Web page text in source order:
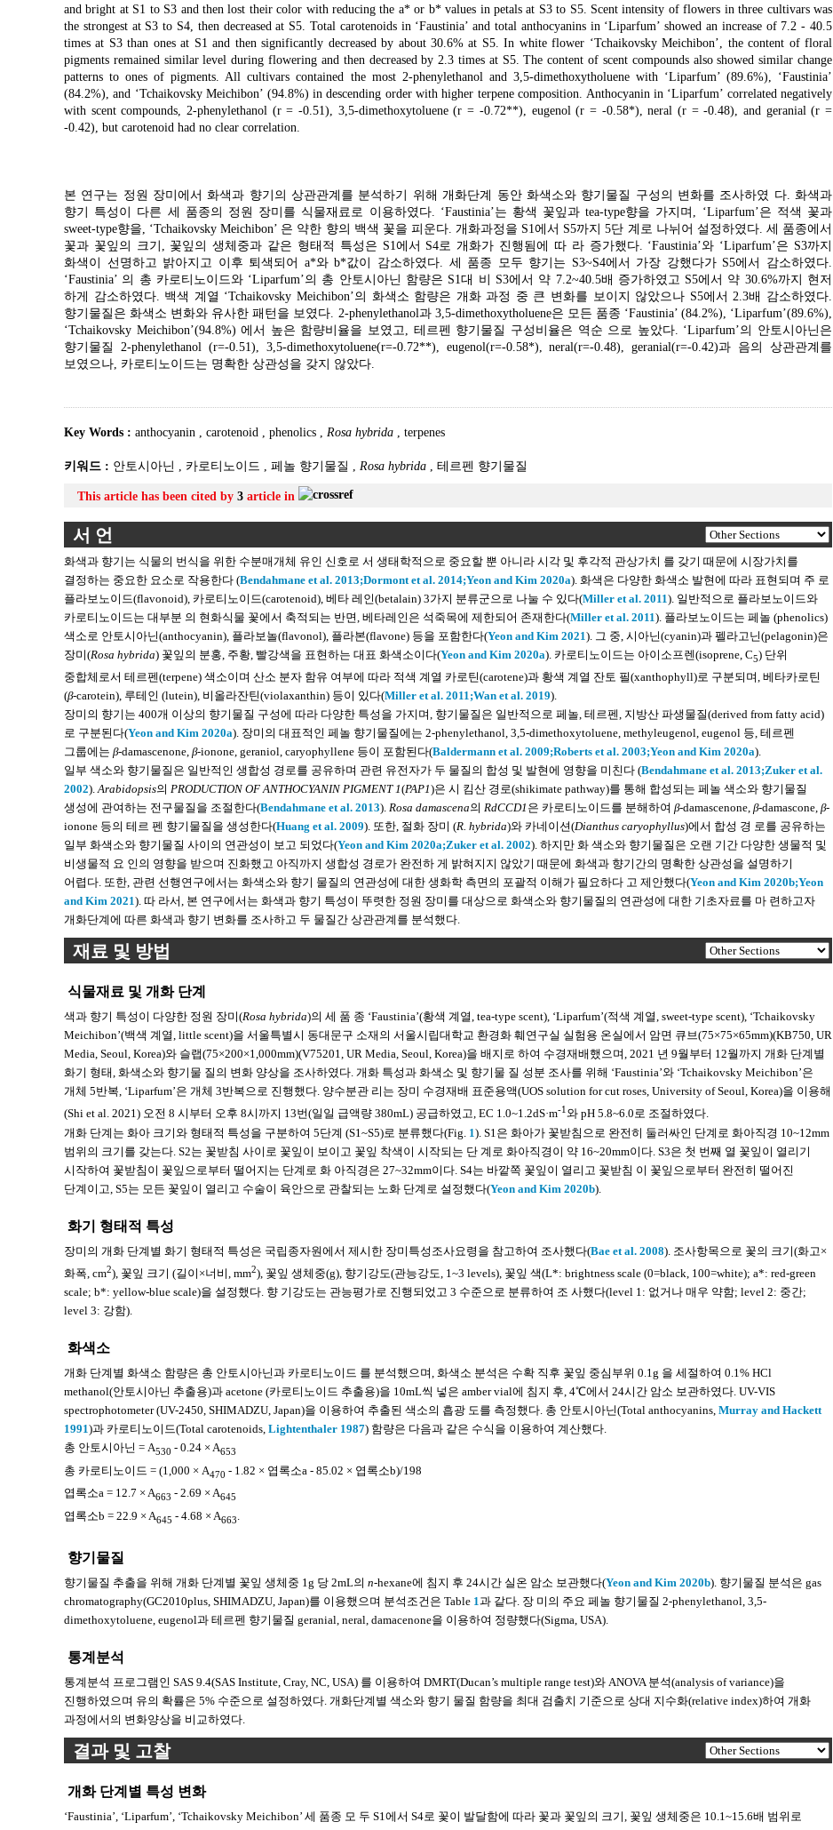
and bright at S1 to S3 and then lost their color with reducing the a* or b* values in petals at S3 to S5. Scent intensity of flowers in three cultivars was
the strongest at S3 to S4, then decreased at S5. Total carotenoids in ‘Faustinia’ and total anthocyanins in ‘Liparfum’ showed an increase of 7.2 - 40.5
times at S3 than ones at S1 and then significantly decreased by about 30.6% at S5. In white flower ‘Tchaikovsky Meichibon’, the content of floral
pigments remained similar level during flowering and then decreased by 2.3 times at S5. The content of scent compounds also showed similar change
patterns to ones of pigments. All cultivars contained the most 2-phenylethanol and 3,5-dimethoxytholuene with ‘Liparfum’ (89.6%), ‘Faustinia’
(84.2%), and ‘Tchaikovsky Meichibon’ (94.8%) in descending order with higher terpene composition. Anthocyanin in ‘Liparfum’ correlated negatively
with scent compounds, 2-phenylethanol (r = -0.51), 3,5-dimethoxytoluene (r = -0.72**), eugenol (r = -0.58*), neral (r = -0.48), and geranial (r =
-0.42), but carotenoid had no clear correlation.
본 연구는 정원 장미에서 화색과 향기의 상관관계를 분석하기 위해 개화단계 동안 화색소와 향기물질 구성의 변화를 조사하였 다. 화색과
향기 특성이 다른 세 품종의 정원 장미를 식물재료로 이용하였다. ‘Faustinia’는 황색 꽃잎과 tea-type향을 가지며, ‘Liparfum’은 적색 꽃과
sweet-type향을, ‘Tchaikovsky Meichibon’ 은 약한 향의 백색 꽃을 피운다. 개화과정을 S1에서 S5까지 5단 계로 나뉘어 설정하였다. 세 품종에서
꽃과 꽃잎의 크기, 꽃잎의 생체중과 같은 형태적 특성은 S1에서 S4로 개화가 진행됨에 따 라 증가했다. ‘Faustinia’와 ‘Liparfum’은 S3까지
화색이 선명하고 밝아지고 이후 퇴색되어 a*와 b*값이 감소하였다. 세 품종 모두 향기는 S3~S4에서 가장 강했다가 S5에서 감소하였다.
‘Faustinia’ 의 총 카로티노이드와 ‘Liparfum’의 총 안토시아닌 함량은 S1대 비 S3에서 약 7.2~40.5배 증가하였고 S5에서 약 30.6%까지 현저
하게 감소하였다. 백색 계열 ‘Tchaikovsky Meichibon’의 화색소 함량은 개화 과정 중 큰 변화를 보이지 않았으나 S5에서 2.3배 감소하였다.
향기물질은 화색소 변화와 유사한 패턴을 보였다. 2-phenylethanol과 3,5-dimethoxytholuene은 모든 품종 ‘Faustinia’ (84.2%), ‘Liparfum’(89.6%),
‘Tchaikovsky Meichibon’(94.8%) 에서 높은 함량비율을 보였고, 테르펜 향기물질 구성비율은 역순 으로 높았다. ‘Liparfum’의 안토시아닌은
향기물질 2-phenylethanol (r=-0.51), 3,5-dimethoxytoluene(r=-0.72**), eugenol(r=-0.58*), neral(r=-0.48), geranial(r=-0.42)과 음의 상관관계를
보였으나, 카로티노이드는 명확한 상관성을 갖지 않았다.
Key Words : anthocyanin carotenoid phenolics Rosa hybrida terpenes
키워드 : 안토시아닌 카로티노이드 페놀 향기물질 Rosa hybrida 테르펜 향기물질
This article has been cited by 3 article in
서 언
화색과 향기는 식물의 번식을 위한 수분매개체 유인 신호로 서 생태학적으로 중요할 뿐 아니라 시각 및 후각적 관상가치 를 갖기 때문에 시장가치를
결정하는 중요한 요소로 작용한다 (Bendahmane et al. 2013;Dormont et al. 2014;Yeon and Kim 2020a). 화색은 다양한 화색소 발현에 따라 표현되며 주 로
플라보노이드(flavonoid), 카로티노이드(carotenoid), 베타 레인(betalain) 3가지 분류군으로 나눌 수 있다(Miller et al. 2011). 일반적으로 플라보노이드와
카로티노이드는 대부분 의 현화식물 꽃에서 축적되는 반면, 베타레인은 석죽목에 제한되어 존재한다(Miller et al. 2011). 플라보노이드는 페놀 (phenolics)
색소로 안토시아닌(anthocyanin), 플라보놀(flavonol), 플라본(flavone) 등을 포함한다(Yeon and Kim 2021). 그 중, 시아닌(cyanin)과 펠라고닌(pelagonin)은
장미(Rosa hybrida) 꽃잎의 분홍, 주황, 빨강색을 표현하는 대표 화색소이다(Yeon and Kim 2020a). 카로티노이드는 아이소프렌(isoprene, C5) 단위
중합체로서 테르펜(terpene) 색소이며 산소 분자 함유 여부에 따라 적색 계열 카로틴(carotene)과 황색 계열 잔토 필(xanthophyll)로 구분되며, 베타카로틴
(β-carotein), 루테인 (lutein), 비올라잔틴(violaxanthin) 등이 있다(Miller et al. 2011;Wan et al. 2019).
장미의 향기는 400개 이상의 향기물질 구성에 따라 다양한 특성을 가지며, 향기물질은 일반적으로 페놀, 테르펜, 지방산 파생물질(derived from fatty acid)
로 구분된다(Yeon and Kim 2020a). 장미의 대표적인 페놀 향기물질에는 2-phenylethanol, 3,5-dimethoxytoluene, methyleugenol, eugenol 등, 테르펜
그룹에는 β-damascenone, β-ionone, geraniol, caryophyllene 등이 포함된다(Baldermann et al. 2009;Roberts et al. 2003;Yeon and Kim 2020a).
일부 색소와 향기물질은 일반적인 생합성 경로를 공유하며 관련 유전자가 두 물질의 합성 및 발현에 영향을 미친다 (Bendahmane et al. 2013;Zuker et al.
2002).Arabidopsis의 PRODUCTION OF ANTHOCYANIN PIGMENT 1(PAP1)은 시 킴산 경로(shikimate pathway)를 통해 합성되는 페놀 색소와 향기물질
생성에 관여하는 전구물질을 조절한다(Bendahmane et al. 2013). Rosa damascena의 RdCCD1 은 카로티노이드를 분해하여 β-damascenone, β-damascone, β-
ionone 등의 테르 펜 향기물질을 생성한다(Huang et al. 2009). 또한, 절화 장미 (R. hybrida)와 카네이션(Dianthus caryophyllus)에서 합성 경 로를 공유하는
일부 화색소와 향기물질 사이의 연관성이 보고 되었다(Yeon and Kim 2020a;Zuker et al. 2002). 하지만 화 색소와 향기물질은 오랜 기간 다양한 생물적 및
비생물적 요 인의 영향을 받으며 진화했고 아직까지 생합성 경로가 완전하 게 밝혀지지 않았기 때문에 화색과 향기간의 명확한 상관성을 설명하기
어렵다. 또한, 관련 선행연구에서는 화색소와 향기 물질의 연관성에 대한 생화학 측면의 포괄적 이해가 필요하다 고 제안했다(Yeon and Kim 2020b;Yeon
and Kim 2021). 따 라서, 본 연구에서는 화색과 향기 특성이 뚜렷한 정원 장미를 대상으로 화색소와 향기물질의 연관성에 대한 기초자료를 마 련하고자
개화단계에 따른 화색과 향기 변화를 조사하고 두 물질간 상관관계를 분석했다.
재료 및 방법
식물재료 및 개화 단계
색과 향기 특성이 다양한 정원 장미(Rosa hybrida)의 세 품 종 ‘Faustinia’(황색 계열, tea-type scent), ‘Liparfum’(적색 계열, sweet-type scent), ‘Tchaikovsky
Meichibon’(백색 계열, little scent)을 서울특별시 동대문구 소재의 서울시립대학교 환경화 훼연구실 실험용 온실에서 암면 큐브(75×75×65mm)(KB750, UR
Media, Seoul, Korea)와 슬랩(75×200×1,000mm)(V75201, UR Media, Seoul, Korea)을 배지로 하여 수경재배했으며, 2021 년 9월부터 12월까지 개화 단계별
화기 형태, 화색소와 향기물 질의 변화 양상을 조사하였다. 개화 특성과 화색소 및 향기물 질 성분 조사를 위해 ‘Faustinia’와 ‘Tchaikovsky Meichibon’은
개체 5반복, ‘Liparfum’은 개체 3반복으로 진행했다. 양수분관 리는 장미 수경재배 표준용액(UOS solution for cut roses, University of Seoul, Korea)을 이용해
(Shi et al. 2021) 오전 8 시부터 오후 8시까지 13번(일일 급액량 380mL) 공급하였고, EC 1.0~1.2dS·m-1 와 pH 5.8~6.0로 조절하였다.
개화 단계는 화아 크기와 형태적 특성을 구분하여 5단계 (S1~S5)로 분류했다(Fig. 1). S1은 화아가 꽃받침으로 완전히 둘러싸인 단계로 화아직경 10~12mm
범위의 크기를 갖는다. S2는 꽃받침 사이로 꽃잎이 보이고 꽃잎 착색이 시작되는 단 계로 화아직경이 약 16~20mm이다. S3은 첫 번째 열 꽃잎이 열리기
시작하여 꽃받침이 꽃잎으로부터 떨어지는 단계로 화 아직경은 27~32mm이다. S4는 바깥쪽 꽃잎이 열리고 꽃받침 이 꽃잎으로부터 완전히 떨어진
단계이고, S5는 모든 꽃잎이 열리고 수술이 육안으로 관찰되는 노화 단계로 설정했다(Yeon and Kim 2020b).
화기 형태적 특성
장미의 개화 단계별 화기 형태적 특성은 국립종자원에서 제시한 장미특성조사요령을 참고하여 조사했다(Bae et al. 2008). 조사항목으로 꽃의 크기(화고×
화폭, cm2), 꽃잎 크기 (길이×너비, mm2), 꽃잎 생체중(g), 향기강도(관능강도, 1~3 levels), 꽃잎 색(L*: brightness scale (0=black, 100=white); a*: red-green
scale; b*: yellow-blue scale)을 설정했다. 향 기강도는 관능평가로 진행되었고 3 수준으로 분류하여 조 사했다(level 1: 없거나 매우 약함; level 2: 중간;
level 3: 강함).
화색소
개화 단계별 화색소 함량은 총 안토시아닌과 카로티노이드 를 분석했으며, 화색소 분석은 수확 직후 꽃잎 중심부위 0.1g 을 세절하여 0.1% HCl
methanol(안토시아닌 추출용)과 acetone (카로티노이드 추출용)을 10mL씩 넣은 amber vial에 침지 후, 4℃에서 24시간 암소 보관하였다. UV-VIS
spectrophotometer (UV-2450, SHIMADZU, Japan)을 이용하여 추출된 색소의 흡광 도를 측정했다. 총 안토시아닌(Total anthocyanins, Murray and Hackett
1991)과 카로티노이드(Total carotenoids, Lightenthaler 1987) 함량은 다음과 같은 수식을 이용하여 계산했다.
총 안토시아닌 = A530 - 0.24 × A653
총 카로티노이드 = (1,000 × A470 - 1.82 × 엽록소a - 85.02 × 엽록소b)/198
엽록소a = 12.7 × A663 - 2.69 × A645
엽록소b = 22.9 × A645 - 4.68 × A663.
향기물질
향기물질 추출을 위해 개화 단계별 꽃잎 생체중 1g 당 2mL의 n-hexane에 침지 후 24시간 실온 암소 보관했다(Yeon and Kim 2020b). 향기물질 분석은 gas
chromatography(GC2010plus, SHIMADZU, Japan)를 이용했으며 분석조건은 Table 1과 같다. 장 미의 주요 페놀 향기물질 2-phenylethanol, 3,5-
dimethoxytoluene, eugenol과 테르펜 향기물질 geranial, neral, damacenone을 이용하여 정량했다(Sigma, USA).
통계분석
통계분석 프로그램인 SAS 9.4(SAS Institute, Cray, NC, USA) 를 이용하여 DMRT(Ducan’s multiple range test)와 ANOVA 분석(analysis of variance)을
진행하였으며 유의 확률은 5% 수준으로 설정하였다. 개화단계별 색소와 향기 물질 함량을 최대 검출치 기준으로 상대 지수화(relative index)하여 개화
과정에서의 변화양상을 비교하였다.
결과 및 고찰
개화 단계별 특성 변화
‘Faustinia’, ‘Liparfum’, ‘Tchaikovsky Meichibon’ 세 품종 모 두 S1에서 S4로 꽃이 발달함에 따라 꽃과 꽃잎의 크기, 꽃잎 생체중은 10.1~15.6배 범위로